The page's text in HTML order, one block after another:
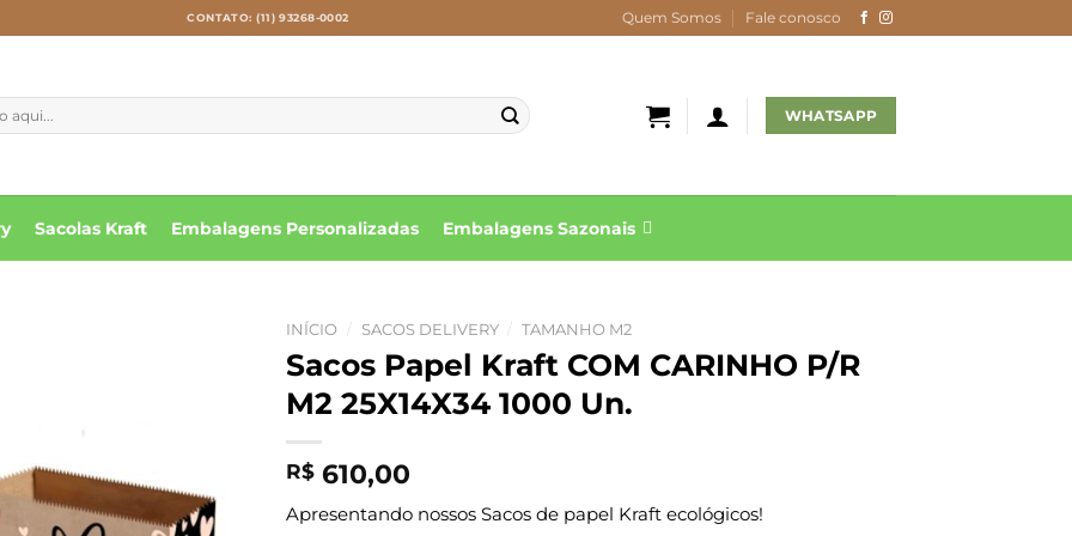
CONTATO: (11) 93268-0002 Quem Somos Fale conosco
WHATSAPP
Sacolas Kraft Embalagens Personalizadas Embalagens Sazonais
INÍCIO SACOS DELIVERY TAMANHO M2
Sacos Papel Kraft COM CARINHO P/R
M2 25X14X34 1000 Un.
R$ 610,00
Apresentando nossos Sacos de papel Kraft ecológicos!